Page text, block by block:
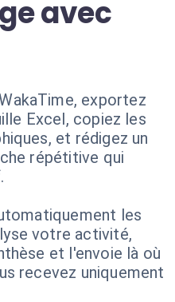
avec
exportez
Excel, copiez les
et rédigez un
répétitive qui
les
votre activité,
et l'envoie là où
recevez uniquement